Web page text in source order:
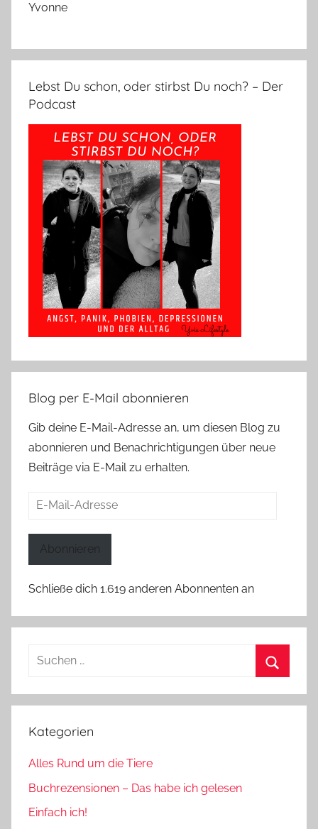
Yvonne
Lebst Du schon, oder stirbst Du noch? – Der
Podcast
Blog per E-Mail abonnieren
Gib deine E-Mail-Adresse an, um diesen Blog zu
abonnieren und Benachrichtigungen über neue
Beiträge via E-Mail zu erhalten.
E-
Abonnieren
Schließe dich 1.619 anderen Abonnenten an
Suchen
Kategorien
Alles Rund um die Tiere
Buchrezensionen – Das habe ich gelesen
Einfach ich!